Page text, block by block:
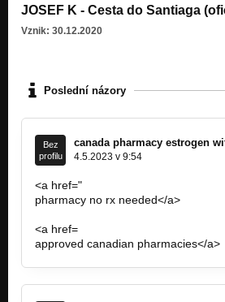
JOSEF K - Cesta do Santiaga
Vznik: 30.12.2020
Poslední názory
Bez
profilu
canada pharmacy estrogen
4.5.2023 v 9:54
<a href="
pharmacy no rx needed</a>
<a href=
approved canadian pharmacies</a>